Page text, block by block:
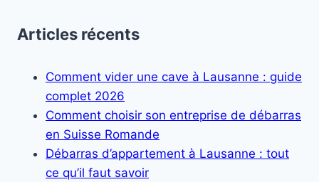
Articles récents
Comment vider une cave à Lausanne : guide
complet 2026
Comment choisir son entreprise de débarras
en Suisse Romande
Débarras d’appartement à Lausanne : tout
ce qu’il faut savoir